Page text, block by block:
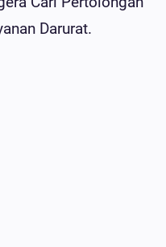
Darurat.